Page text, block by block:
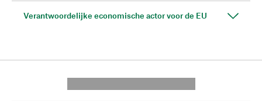
Verantwoordelijke economische actor voor de EU